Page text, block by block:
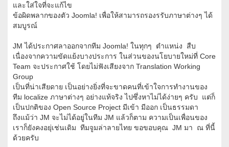
และใส่ใจที่จะแก้ไข
ข้อผิดพลากของตัว Joomla! เพื่อให้สามารถรองรรับภาษาต่างๆ ได้
สมบูรณ์
JM ได้ประกาศลาออกจากทีม Joomla! ในทุกๆ ตำแหน่ง สืบ
เนื่องจากความขัดแย้งบางประการ ในส่วนของนโยบายใหม่ที่ Core
Team จะประกาศใช้ โดยไม่ฟังเสียงจาก Translation Working
Group
เป็นที่น่าเสียดาย เป็นอย่างยิ่งที่จะขาดคนที่เข้าใจการทำงานของ
ทีม localize ภาษาต่างๆ อย่างแท้จริง ไปซึ่งหาไม่ได้ง่ายๆ ครับ แต่ก็
เป็นปกติของ Open Source Project มีเข้า มีออก เป็นธรรมดา
ถึงแม้ว่า JM จะไม่ได้อยู่ในทีม JM แล้วก็ตาม ความเป็นเพื่อนของ
เราก็ยังคงอยุ่เช่นเดิม ทีมจูมล่าลายไทย ขอขอบคุณ JM มา ณ ที่นี้
ด้วยครับ